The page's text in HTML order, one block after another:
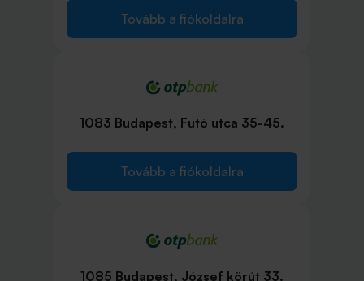
Tovább a fiókoldalra
1083 Budapest, Futó utca 35-45.
Tovább a fiókoldalra
1085 Budapest, József körút 33.